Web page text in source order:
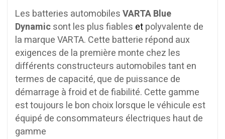
Les batteries automobilesVARTA Blue
Dynamicsont les plus fiables etpolyvalente de
la marque VARTA. Cette batterie répond aux
exigences de la première monte chez les
différents constructeurs automobiles tant en
termes de capacité, que de puissance de
démarrage à froid et de fiabilité. Cette gamme
est toujours le bon choix lorsque le véhicule est
équipé de consommateurs électriques haut de
gamme